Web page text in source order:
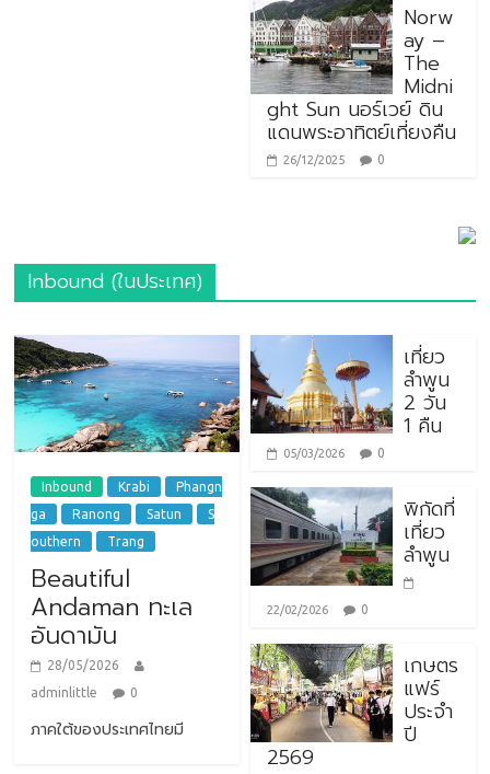
Norw
ay –
The
Midni
ght Sun นอร์เวย์ ดิน
แดนพระอาทิตย์เที่ยงคืน
26/12/2025 0
Inbound (ในประเทศ)
Inbound Krabi
Phangn
ga
Ranong Satun
S
outhern
Trang
Beautiful
Andaman ทะเล
อันดามัน
28/05/2026
adminlittle
0
ภาคใต้ของประเทศไทยมี
เที่ยว
ลำพูน
2 วัน
1 คืน
05/03/2026 0
พิกัดที่
เที่ยว
ลำพูน
22/02/2026 0
เกษตร
แฟร์
ประจำ
ปี
2569